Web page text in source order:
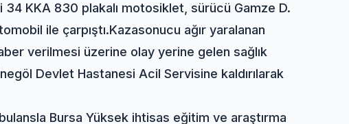
34 KKA 830 plakalı motosiklet, sürücü Gamze D.
ile çarpıştı.Kazasonucu ağır yaralanan
verilmesi üzerine olay yerine gelen sağlık
Devlet Hastanesi Acil Servisine kaldırılarak
Bursa Yüksek ihtisas eğitim ve araştırma